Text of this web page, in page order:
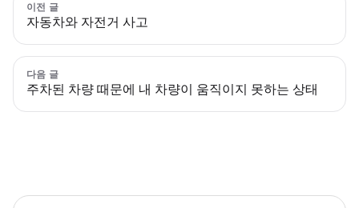
이전 글
자동차와 자전거 사고
다음 글
주차된 차량 때문에 내 차량이 움직이지 못하는 상태